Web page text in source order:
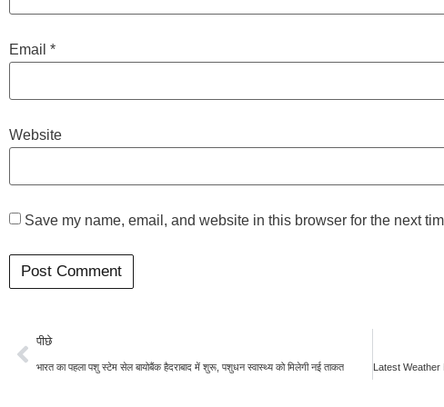
Email *
Website
Save my name, email, and website in this browser for the next
पीछे
भारत का पहला पशु स्टेम सेल बायोबैंक हैदराबाद में शुरू, पशुधन स्वास्थ्य को मिलेगी नई ताकत